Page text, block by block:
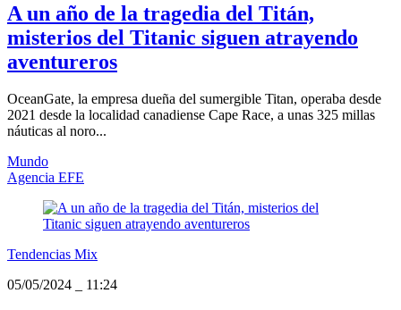
A un año de la tragedia del Titán,
misterios del Titanic siguen atrayendo
aventureros
OceanGate, la empresa dueña del sumergible Titan, operaba desde
2021 desde la localidad canadiense Cape Race, a unas 325 millas
náuticas al noro...
Mundo
Agencia EFE
Tendencias Mix
05/05/2024
11:24